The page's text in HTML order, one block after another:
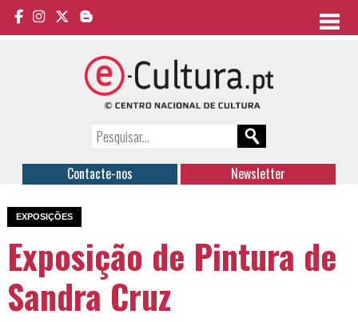
Contacte-nos Newsletter
EXPOSIÇÕES
Exposição de Pintura de
Sandra Cruz